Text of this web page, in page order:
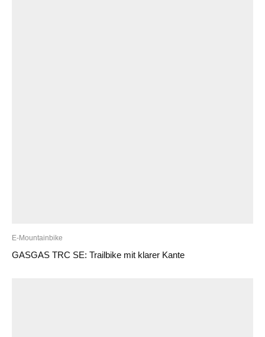
E-Mountainbike
GASGAS TRC SE: Trailbike mit klarer Kante